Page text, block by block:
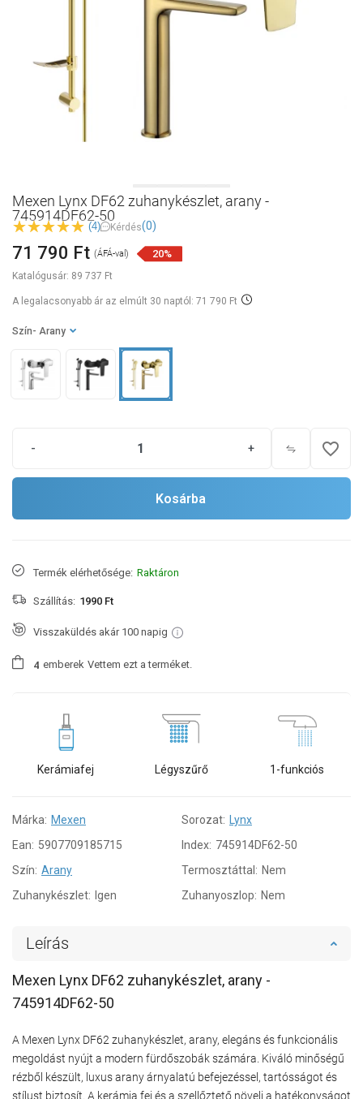
Mexen Lynx DF62 zuhanykészlet, arany -
745914DF62-50
(4) Kérdés(0)
Katalógusár: 89 737 Ft
71 790 Ft (ÁFÁ-val) 20%
A legalacsonyabb ár az elmúlt 30 naptól: 71 790 Ft
Szín - Arany
- + favorite_border
Kosárba
Termék elérhetősége: Raktáron
Szállítás: 1990 Ft
Visszaküldés akár 100 napig
4 emberek Vettem ezt a terméket.
Kerámiafej Légyszűrő 1-funkciós
Márka: Mexen Sorozat:
Lynx
Ean: 5907709185715 Index: 745914DF62-50
Szín: Arany Termosztáttal: Nem
Zuhanykészlet: Igen Zuhanyoszlop: Nem
Leírás
Mexen Lynx DF62 zuhanykészlet, arany -
745914DF62-50
A Mexen Lynx DF62 zuhanykészlet, arany, elegáns és funkcionális
megoldást nyújt a modern fürdőszobák számára. Kiváló minőségű
rézből készült, luxus arany árnyalatú befejezéssel, tartósságot és
stílust biztosít. A kerámia fej és a szellőztető növeli a hatékonyságot